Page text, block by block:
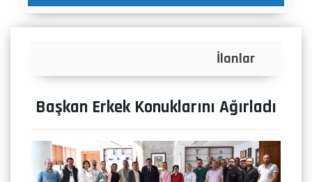
Başkan Erkek Konuklarını Ağırladı